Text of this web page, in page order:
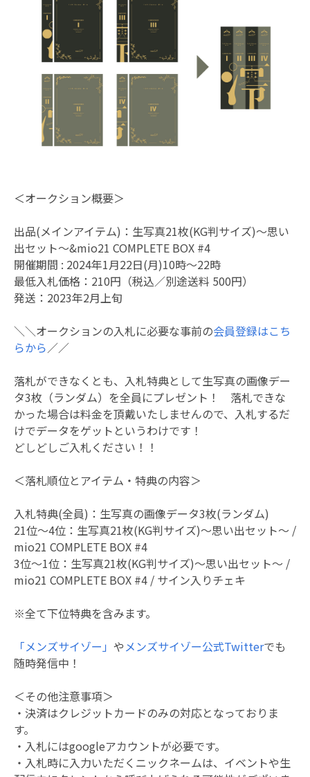
＜オークション概要＞
出品(メインアイテム)：生写真21枚(KG判サイズ)〜思い
出セット〜&mio21 COMPLETE BOX #4
開催期間 : 2024年1月22日(月)10時～22時
最低入札価格：210円（税込／別途送料 500円）
発送：2023年2月上旬
＼＼オークションの入札に必要な事前の会員登録はこち
らから／／
落札ができなくとも、入札特典として生写真の画像デー
タ3枚（ランダム）を全員にプレゼント！ 落札できな
かった場合は料金を頂戴いたしませんので、入札するだ
けでデータをゲットというわけです！
どしどしご入札ください！！
＜落札順位とアイテム・特典の内容＞
入札特典(全員)：生写真の画像データ3枚(ランダム)
21位～4位：生写真21枚(KG判サイズ)〜思い出セット〜 /
mio21 COMPLETE BOX #4
3位～1位：生写真21枚(KG判サイズ)〜思い出セット〜 /
mio21 COMPLETE BOX #4 / サイン入りチェキ
※全て下位特典を含みます。
「メンズサイゾー」 やメンズサイゾー公式Twitterでも
随時発信中！
＜その他注意事項＞
・決済はクレジットカードのみの対応となっておりま
す。
・入札にはgoogleアカウントが必要です。
・入札時に入力いただくニックネームは、イベントや生